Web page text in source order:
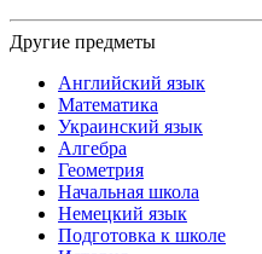
Другие предметы
Английский язык
Математика
Украинский язык
Алгебра
Геометрия
Начальная школа
Немецкий язык
Подготовка к школе